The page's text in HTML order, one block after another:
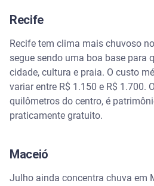
Recife
Recife tem clima mais chuvoso
segue sendo uma boa base para
cidade, cultura e praia. O custo
variar entre R$ 1.150 e R$ 1.700.
quilômetros do centro, é
praticamente gratuito.
Maceió
Julho ainda concentra chuva em